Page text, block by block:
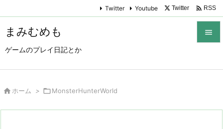
まみむめも
ゲームのプレイ日記とか

Twitter Youtube Twitter  RSS
 ホーム > MonsterHunterWorld